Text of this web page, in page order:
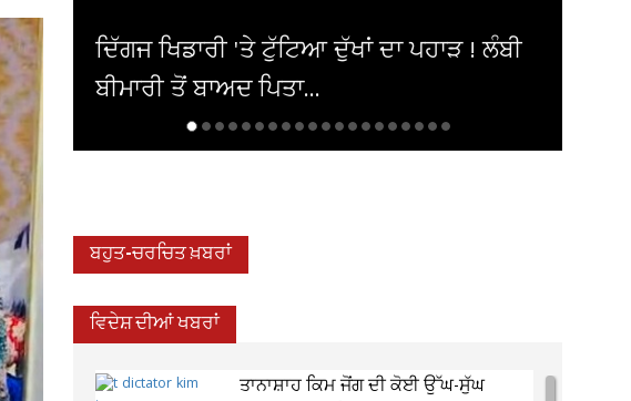
ਪਾਕਿ-ਸਾਊਦੀ-ਤੁਰਕੀ ਸਮਝੌਤੇ ਨਾਲ ਪੱਛਮੀ ਏਸ਼ੀਆ
'ਚ US ਦੀ ਭੂਮਿਕਾ ਘਟਣ ਦੀ ਸੰਭਾਵਨਾ
ਬਹੁਤ-ਚਰਚਿਤ ਖ਼ਬਰਾਂ
ਵਿਦੇਸ਼ ਦੀਆਂ ਖਬਰਾਂ
ਤਾਨਾਸ਼ਾਹ ਕਿਮ ਜੋਂਗ ਦੀ ਕੋਈ ਉੱਘ-ਸੁੱਘ